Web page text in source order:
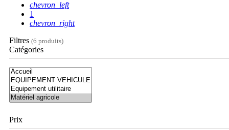
chevron_left
1
chevron_right
Filtres (6 produits)
Catégories
Prix